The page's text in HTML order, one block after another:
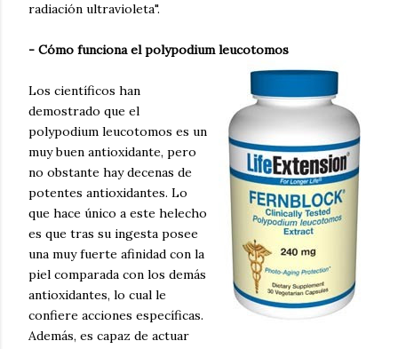
radiación ultravioleta".
- Cómo funciona el polypodium leucotomos
Los científicos han
demostrado que el
polypodium leucotomos es un
muy buen antioxidante, pero
no obstante hay decenas de
potentes antioxidantes. Lo
que hace único a este helecho
es que tras su ingesta posee
una muy fuerte afinidad con la
piel comparada con los demás
antioxidantes, lo cual le
confiere acciones específicas.
Además, es capaz de actuar